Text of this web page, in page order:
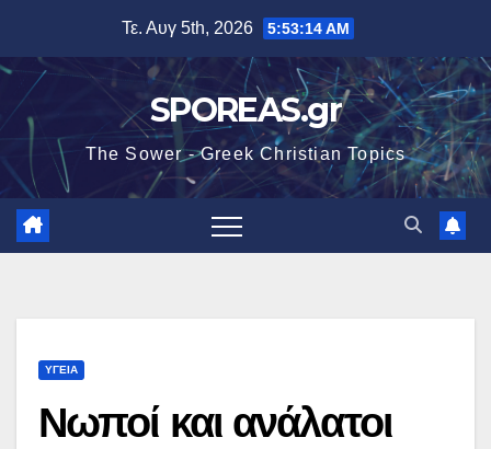
περιεχόμενο
Τε. Αυγ 5th, 2026 5:53:16 AM
SPOREAS.gr
The Sower - Greek Christian Topics
ΥΓΕΙΑ
Νωποί και ανάλατοι